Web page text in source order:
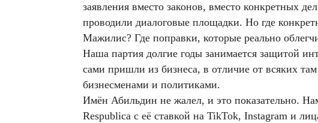
заявления вместо законов, вместо конкретных
проводили диалоговые площадки. Но где
Мажилис? Где поправки, которые реально
Наша партия долгие годы занимается защитой
сами пришли из бизнеса, в отличие от всяких
бизнесменами и политиками.
Имён Абильдин не жалел, и это показательно.
Respublica с её ставкой на TikTok, Instagram и